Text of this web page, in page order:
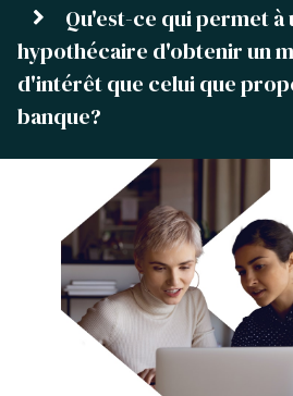
Qu'est-ce qui permet
hypothécaire d'obtenir un
d'intérêt que celui que
banque?